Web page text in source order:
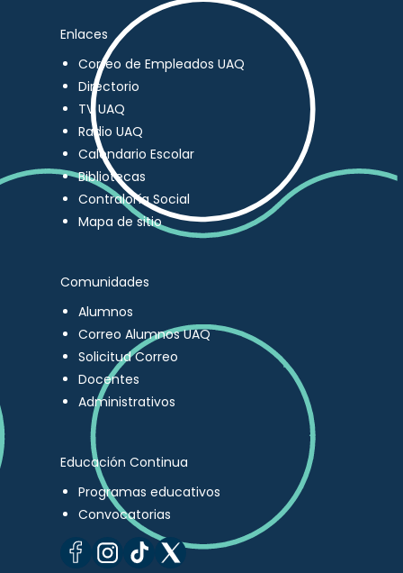
Enlaces
Correo de Empleados UAQ
Directorio
TV UAQ
Radio UAQ
Calendario Escolar
Bibliotecas
Contraloría Social
Mapa de sitio
Comunidades
Alumnos
Correo Alumnos UAQ
Solicitud Correo
Docentes
Administrativos
Educación Continua
Programas educativos
Convocatorias